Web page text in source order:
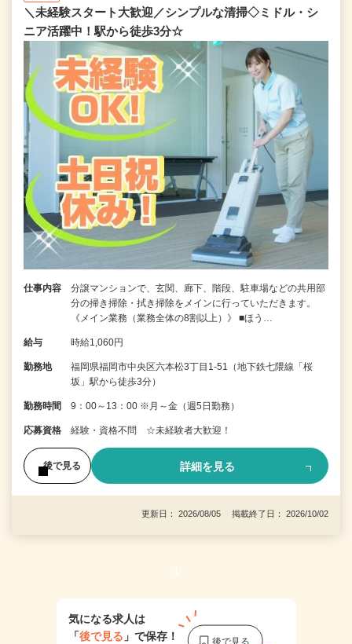
＼未経験スタート大歓迎／シンプルな清掃◇ミドル・シ
ニア活躍中！駅から徒歩3分☆
仕事内容
分譲マンションで、玄関、廊下、階段、駐車場などの共用部
分の掃き掃除・拭き掃除をメインに行っていただきます。
《メイン業務（業務全体の8割以上）》 ■ほう…
給与 時給1,060円
勤務地
福岡県福岡市中央区六本松3丁目1-51（地下鉄七隈線「桜
坂」駅から徒歩3分）
勤務時間 9：00～13：00 ※月～金（週5日勤務）
応募資格 経験・資格不問 ☆未経験者大歓迎！
後で見る 詳細を見る
更新日： 2026/08/05 掲載終了日： 2026/10/02
1
気になる求人は
「後で見る 」で保存！